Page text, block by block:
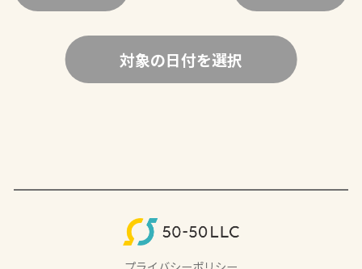
対象の日付を選択